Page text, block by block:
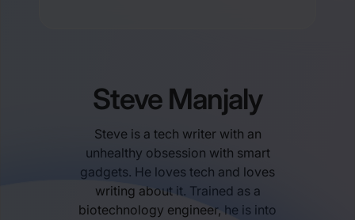
Steve Manjaly
Steve is a tech writer with an
unhealthy obsession with smart
gadgets. He loves tech and loves
writing about it. Trained as a
biotechnology engineer, he is into